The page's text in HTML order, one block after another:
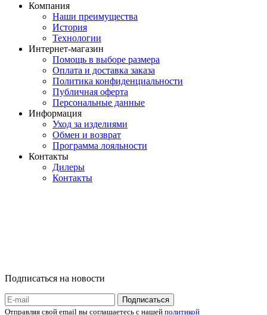
Компания
Наши преимущества
История
Технологии
Интернет-магазин
Помощь в выборе размера
Оплата и доставка заказа
Политика конфиденциальности
Публичная оферта
Персональные данные
Информация
Уход за изделиями
Обмен и возврат
Программа лояльности
Контакты
Дилеры
Контакты
Подписаться на новости
Отправляя свой email вы соглашаетесь с нашей политикой